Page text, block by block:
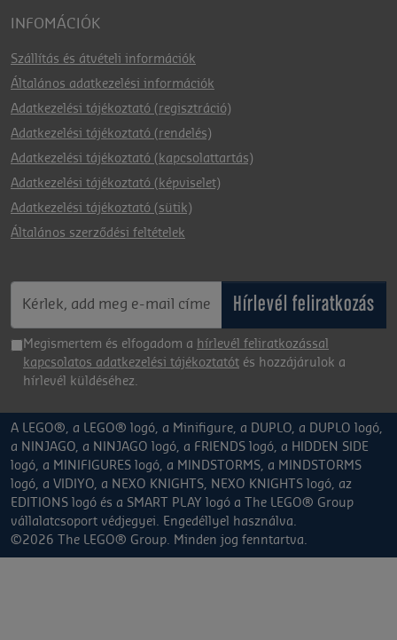
INFOMÁCIÓK
Szállítás és átvételi információk
Általános adatkezelési információk
Adatkezelési tájékoztató (regisztráció)
Adatkezelési tájékoztató (rendelés)
Adatkezelési tájékoztató (kapcsolattartás)
Adatkezelési tájékoztató (képviselet)
Adatkezelési tájékoztató (sütik)
Általános szerződési feltételek
Hírlevél feliratkozás
Megismertem és elfogadom a hírlevél feliratkozással
kapcsolatos adatkezelési tájékoztatót és hozzájárulok a
hírlevél küldéséhez.
A LEGO®, a LEGO® logó, a Minifigure, a DUPLO, a DUPLO logó,
a NINJAGO, a NINJAGO logó, a FRIENDS logó, a HIDDEN SIDE
logó, a MINIFIGURES logó, a MINDSTORMS, a MINDSTORMS
logó, a VIDIYO, a NEXO KNIGHTS, NEXO KNIGHTS logó, az
EDITIONS logó és a SMART PLAY logó a The LEGO® Group
vállalatcsoport védjegyei. Engedéllyel használva.
©2026 The LEGO® Group. Minden jog fenntartva.